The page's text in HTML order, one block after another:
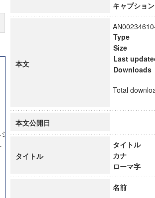
メント研究科
キャプション
本文
Type
Size
Last
Downloads
Total
本文公開日
タイトル
タイトル
カナ
ローマ字
名前